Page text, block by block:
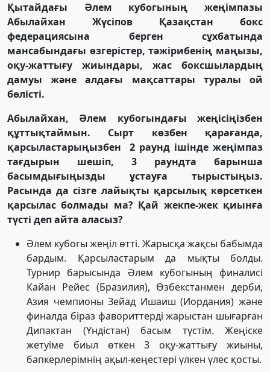
Қытайдағы Әлем кубогының жеңімпазы
Абылайхан Жүсіпов Қазақстан бокс
федерациясына берген сұхбатында
мансабындағы өзгерістер, тәжірибенің маңызы,
оқу-жаттығу жиындары, жас боксшылардың
дамуы және алдағы мақсаттары туралы ой
бөлісті.
Абылайхан, Әлем кубогындағы жеңісіңізбен
құттықтаймын. Сырт көзбен қарағанда,
қарсыластарыңызбен 2 раунд ішінде жеңімпаз
тағдырын шешіп, 3 раундта барынша
басымдығыңызды ұстауға тырыстыңыз.
Расында да сізге лайықты қарсылық көрсеткен
қарсылас болмады ма? Қай жекпе-жек қиынға
түсті деп айта аласыз?
Әлем кубогы жеңіл өтті. Жарысқа жақсы бабымда
бардым. Қарсыластарым да мықты болды.
Турнир барысында Әлем кубогының финалисі
Кайан Рейес (Бразилия), Өзбекстанмен дерби,
Азия чемпионы Зейад Ишаиш (Иордания) және
финалда біраз фавориттерді жарыстан шығарған
Дипактан (Үндістан) басым түстім. Жеңіске
жетуіме биыл өткен 3 оқу-жаттығу жиыны,
бапкерлерімнің ақыл-кеңестері үлкен үлес қосты.